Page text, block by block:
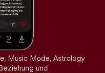
Music Mode, Astrology
und